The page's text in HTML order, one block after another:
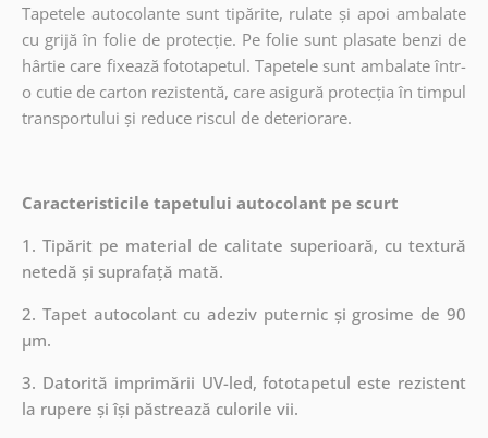
Tapetele autocolante sunt tipărite, rulate și apoi ambalate
cu grijă în folie de protecție. Pe folie sunt plasate benzi de
hârtie care fixează fototapetul. Tapetele sunt ambalate într-
o cutie de carton rezistentă, care asigură protecția în timpul
transportului și reduce riscul de deteriorare.
Caracteristicile tapetului autocolant pe scurt
1. Tipărit pe material de calitate superioară, cu textură
netedă și suprafață mată.
2. Tapet autocolant cu adeziv puternic și grosime de 90
µm.
3. Datorită imprimării UV-led, fototapetul este rezistent
la rupere și își păstrează culorile vii.